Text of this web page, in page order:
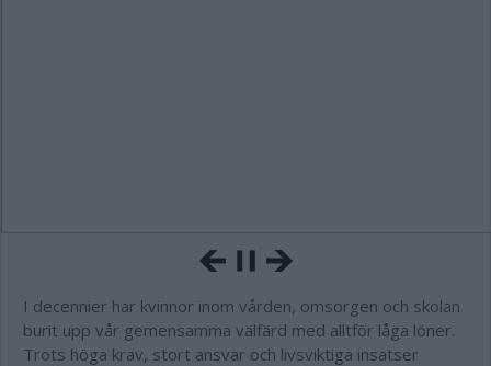
I decennier har kvinnor inom vården, omsorgen och skolan
burit upp vår gemensamma välfärd med alltför låga löner.
Trots höga krav, stort ansvar och livsviktiga insatser